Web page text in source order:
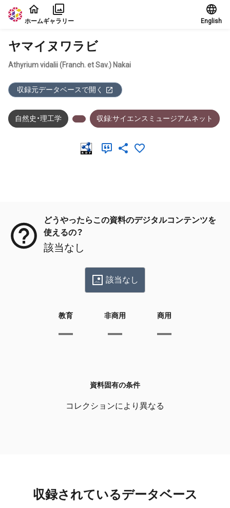
本文に飛ぶ
ホームギャラリー English
ヤマイヌワラビ
Athyrium vidalii (Franch. et Sav.) Nakai
収録元データベースで開く
自然史・理工学 収録:サイエンスミュージアムネット
どうやったらこの資料のデジタルコンテンツを
使えるの？
該当なし
該当なし
教育 非商用 商用
資料固有の条件
コレクションにより異なる
収録されているデータベース